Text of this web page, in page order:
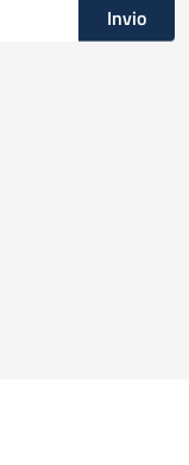
Invio